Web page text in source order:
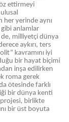
ettirmeyi
her yerinde aynı
gibi anlamlar
de, milliyetçi dünya
aykırı, ters
kavramını iyi
bir hayat biçimi
inşa edilirken
roma gerek
ötesinde farklı
bir dünya kenti
projesi, birlikte
bir üst boyuta